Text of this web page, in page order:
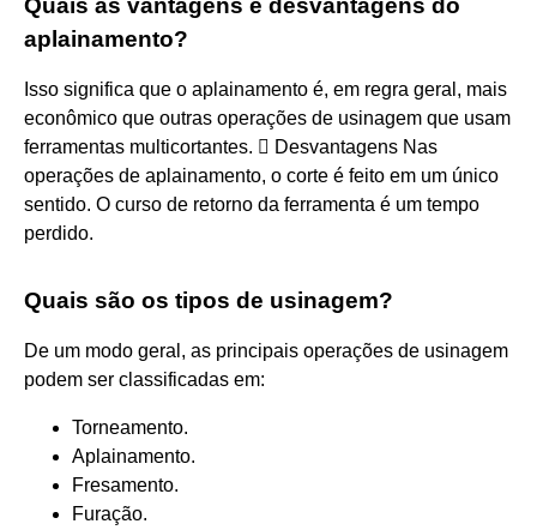
aplainamento?
Isso significa que o aplainamento é, em regra geral, mais
econômico que outras operações de usinagem que usam
ferramentas multicortantes.  Desvantagens Nas
operações de aplainamento, o corte é feito em um único
sentido. O curso de retorno da ferramenta é um tempo
perdido.
Quais são os tipos de usinagem?
De um modo geral, as principais operações de usinagem
podem ser classificadas em:
Torneamento.
Aplainamento.
Fresamento.
Furação.